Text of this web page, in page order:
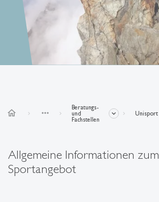
home more_horiz
Beratungs-
und
Fachstellen
Unisport
Allgemeine Informationen zum
Sportangebot